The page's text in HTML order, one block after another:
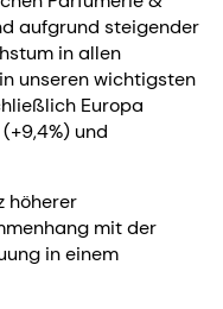
aufgrund steigender
in allen
unseren wichtigsten
Europa
(+9,4%) und
höherer
mit der
in einem